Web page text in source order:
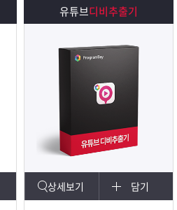
유튜브디비추출기
상세보기 담기